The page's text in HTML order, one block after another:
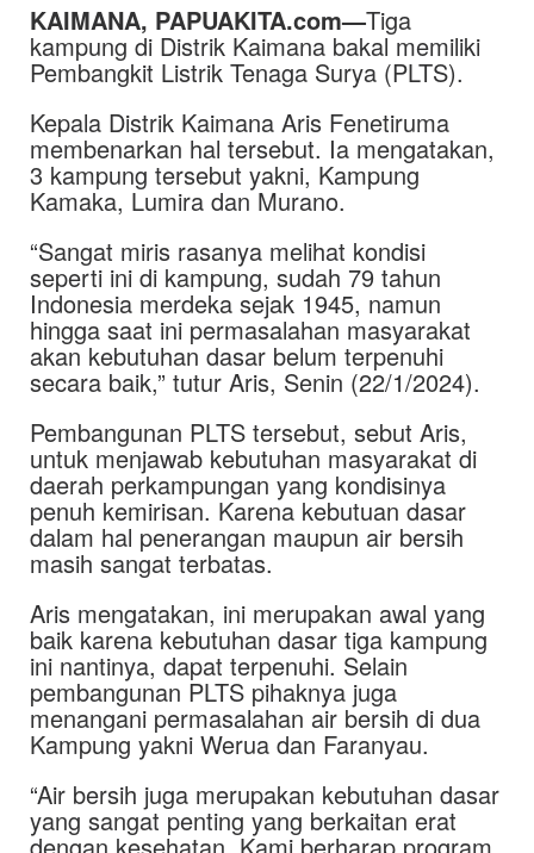
KAIMANA, PAPUAKITA.com—Tiga
kampung di Distrik Kaimana bakal memiliki
Pembangkit Listrik Tenaga Surya (PLTS).
Kepala Distrik Kaimana Aris Fenetiruma
membenarkan hal tersebut. Ia mengatakan,
3 kampung tersebut yakni, Kampung
Kamaka, Lumira dan Murano.
“Sangat miris rasanya melihat kondisi
seperti ini di kampung, sudah 79 tahun
Indonesia merdeka sejak 1945, namun
hingga saat ini permasalahan masyarakat
akan kebutuhan dasar belum terpenuhi
secara baik,” tutur Aris, Senin (22/1/2024).
Pembangunan PLTS tersebut, sebut Aris,
untuk menjawab kebutuhan masyarakat di
daerah perkampungan yang kondisinya
penuh kemirisan. Karena kebutuan dasar
dalam hal penerangan maupun air bersih
masih sangat terbatas.
Aris mengatakan, ini merupakan awal yang
baik karena kebutuhan dasar tiga kampung
ini nantinya, dapat terpenuhi. Selain
pembangunan PLTS pihaknya juga
menangani permasalahan air bersih di dua
Kampung yakni Werua dan Faranyau.
“Air bersih juga merupakan kebutuhan dasar
yang sangat penting yang berkaitan erat